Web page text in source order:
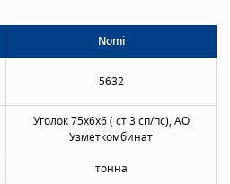
Nomi
5632
Уголок 75х6х6 ( ст 3 сп/пс), АО
Узметкомбинат
тонна